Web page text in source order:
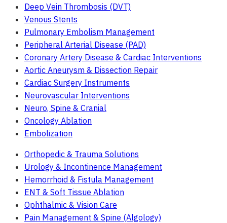
Deep Vein Thrombosis (DVT)
Venous Stents
Pulmonary Embolism Management
Peripheral Arterial Disease (PAD)
Coronary Artery Disease & Cardiac Interventions
Aortic Aneurysm & Dissection Repair
Cardiac Surgery Instruments
Neurovascular Interventions
Neuro, Spine & Cranial
Oncology Ablation
Embolization
Orthopedic & Trauma Solutions
Urology & Incontinence Management
Hemorrhoid & Fistula Management
ENT & Soft Tissue Ablation
Ophthalmic & Vision Care
Pain Management & Spine (Algology)